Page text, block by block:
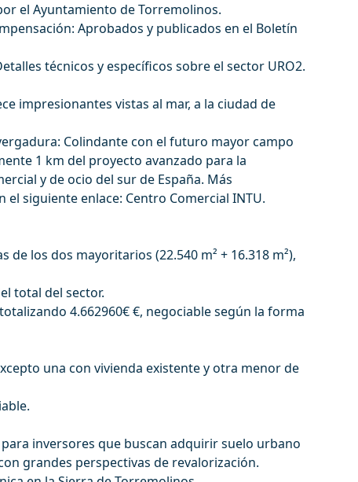
el Ayuntamiento de Torremolinos.
Aprobados y publicados en el Boletín
técnicos y específicos sobre el sector URO2.
impresionantes vistas al mar, a la ciudad de
Colindante con el futuro mayor campo
1 km del proyecto avanzado para la
y de ocio del sur de España. Más
siguiente enlace: Centro Comercial INTU.
de los dos mayoritarios (22.540 m² + 16.318 m²),
total del sector.
4.662960€ €, negociable según la forma
una con vivienda existente y otra menor de
inversores que buscan adquirir suelo urbano
grandes perspectivas de revalorización.